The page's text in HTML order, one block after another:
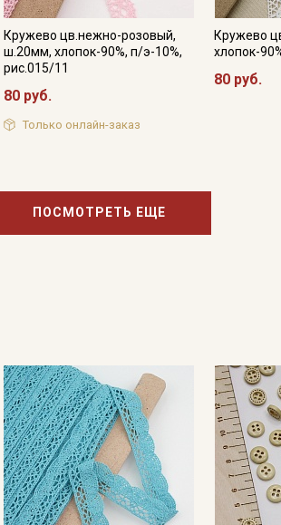
Кружево цв.нежно-розовый,
ш.20мм, хлопок-90%, п/э-10%,
рис.015/11
80 руб.
Только онлайн-заказ
Кружево
хлопок-
80 руб.
ПОСМОТРЕТЬ ЕЩЕ
сПолитикой обработки персональных
даюСогласие на обработку персональных
на получение рекламных и